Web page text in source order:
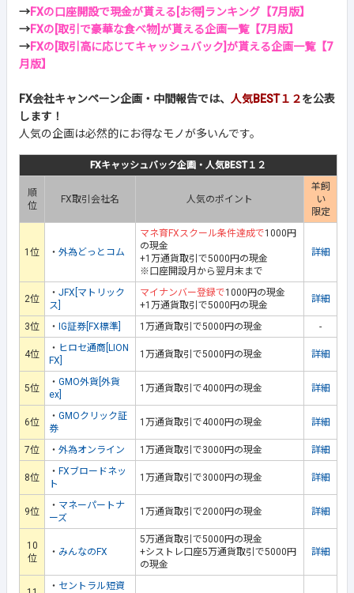
→FXの口座開設で現金が貰える[お得]ランキング【7月版】
→FXの[取引で豪華な食べ物]が貰える企画一覧【7月版】
→FXの[取引高に応じてキャッシュバック]が貰える企画一覧【7
月版】
FX会社キャンペーン企画・中間報告では、 人気BEST１２を公表
します！
人気の企画は必然的にお得なモノが多いんです。
FXキャッシュバック企画・人気BEST１２
順
位
FX取引会社名 人気のポイント
羊飼
い
限定
1位 ・ 外為どっとコム
マネ育FXスクール条件達成で1000円
の現金
+1万通貨取引で5000円の現金
※口座開設月から翌月末まで
詳細
2位
・ JFX[マトリック
ス]
マイナンバー登録で1000円の現金
+1万通貨取引で5000円の現金
詳細
3位 ・ IG証券[FX標準] 1万通貨取引で5000円の現金 -
4位
・ ヒロセ通商[LION
FX]
1万通貨取引で5000円の現金 詳細
5位
・ GMO外貨[外貨
ex]
1万通貨取引で4000円の現金 詳細
6位
・ GMOクリック証
券
1万通貨取引で4000円の現金 詳細
7位 ・ 外為オンライン 1万通貨取引で3000円の現金 詳細
8位
・ FXブロードネッ
ト
1万通貨取引で3000円の現金 詳細
9位
・ マネーパートナ
ーズ
1万通貨取引で2000円の現金 詳細
10
位
・ みんなのFX
5万通貨取引で5000円の現金
+シストレ口座5万通貨取引で5000円
の現金
詳細
・ セントラル短資